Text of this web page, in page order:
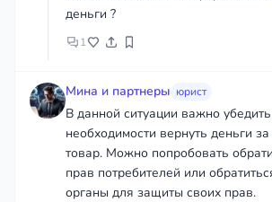
деньги ?
1
Мина и партнеры юрист
В данной ситуации важно
необходимости вернуть деньги
товар. Можно попробовать
прав потребителей или
органы для защиты своих прав.